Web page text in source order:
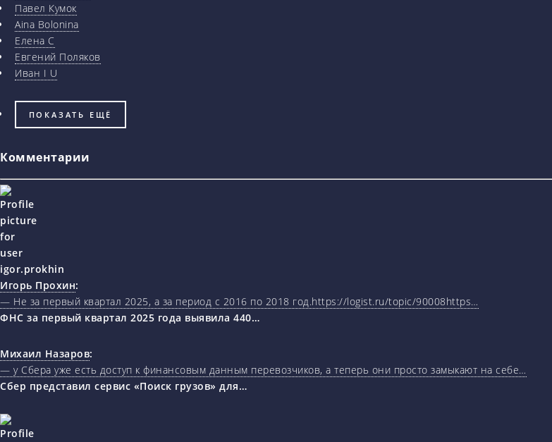
Павел Кумок
Aina Bolonina
Елена С
Евгений Поляков
Иван I U
ПОКАЗАТЬ ЕЩЁ
Комментарии
Игорь Прохин:
— Не за первый квартал 2025, а за период с 2016 по 2018 год.https://logist.ru/topic/90008https…
ФНС за первый квартал 2025 года выявила 440…
Михаил Назаров:
— у Сбера уже есть доступ к финансовым данным перевозчиков, а теперь они просто замыкают на себе…
Сбер представил сервис «Поиск грузов» для…